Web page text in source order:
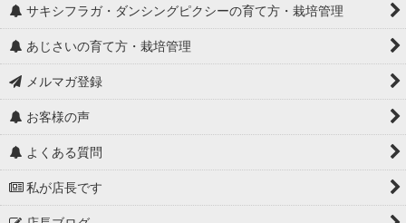
サキシフラガ・ダンシングピクシーの育て方・栽培管理
あじさいの育て方・栽培管理
メルマガ登録
お客様の声
よくある質問
私が店長です